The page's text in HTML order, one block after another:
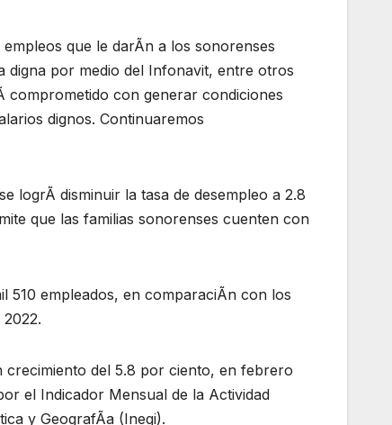
que le darÃn a los sonorenses
digna por medio del Infonavit, entre otros
comprometido con generar condiciones
dignos. Continuaremos
logrÃ disminuir la tasa de desempleo a 2.8
que las familias sonorenses cuenten con
510 empleados, en comparaciÃn con los
del 5.8 por ciento, en febrero
el Indicador Mensual de la Actividad
y GeografÃa (Inegi).